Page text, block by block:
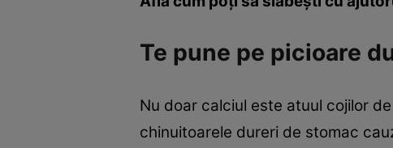
Te pune pe picioare
Nu doar calciul este atuul cojilor
chinuitoarele dureri de stomac